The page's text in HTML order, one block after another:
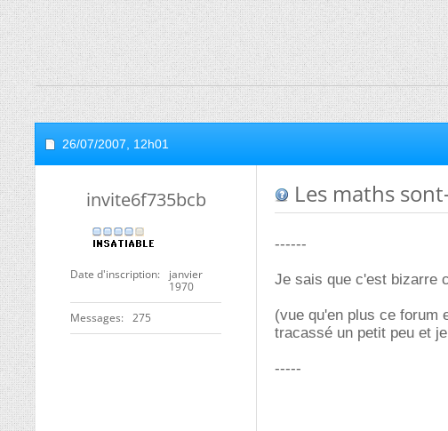
26/07/2007, 12h01
invite6f735bcb
Date d'inscription
janvier
1970
Messages 275
Les maths
------
Je sais que c'est bizarre
(vue qu'en plus ce forum
tracassé un petit peu et
-----